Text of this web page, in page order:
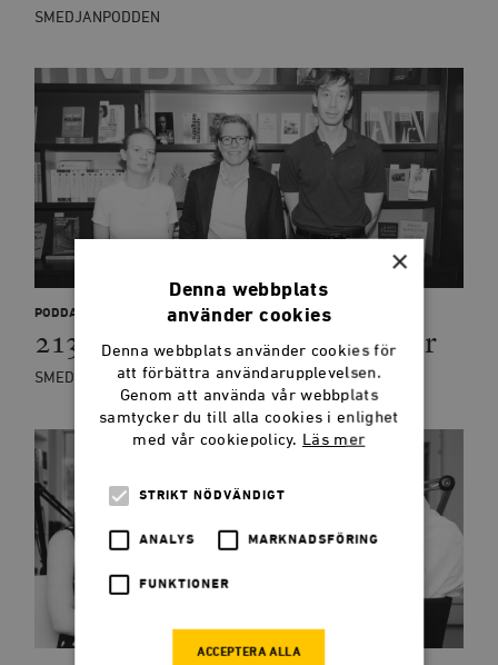
SMEDJANPODDEN
PODDAR
213: Politik och skönlitteratur
SMEDJANPODDEN
×
Denna webbplats
använder cookies
Denna webbplats använder cookies för
att förbättra användarupplevelsen.
Genom att använda vår webbplats
samtycker du till alla cookies i enlighet
med vår cookiepolicy. Läs mer
STRIKT NÖDVÄNDIGT
ANALYS MARKNADSFÖRING
FUNKTIONER
ACCEPTERA ALLA